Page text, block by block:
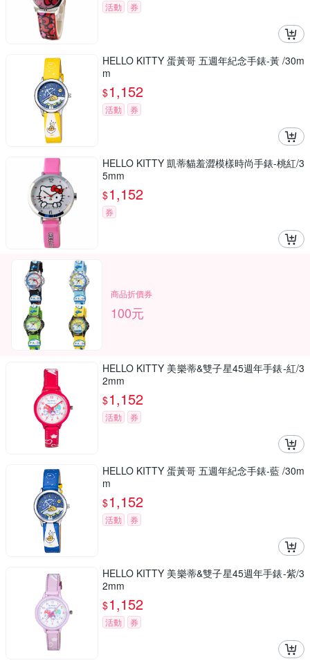
活動 券
HELLO KITTY 蛋黃哥 五週年紀念手錶-黃 /30m
m
$1,152
活動 券
HELLO KITTY 凱蒂貓羞澀模樣時尚手錶-桃紅/3
5mm
$1,152
券
商品折價券
100元
HELLO KITTY 美樂蒂&雙子星45週年手錶-紅/3
2mm
$1,152
活動 券
HELLO KITTY 蛋黃哥 五週年紀念手錶-藍 /30m
m
$1,152
活動 券
HELLO KITTY 美樂蒂&雙子星45週年手錶-紫/3
2mm
$1,152
活動 券